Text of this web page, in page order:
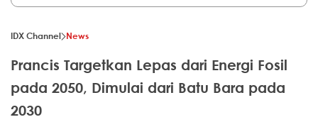
IDX Channel News
Prancis Targetkan Lepas dari Energi Fosil
pada 2050, Dimulai dari Batu Bara pada
2030